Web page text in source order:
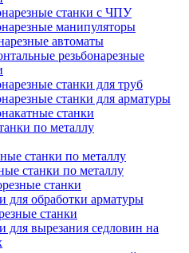
станки с ЧПУ
манипуляторы
автоматы
резьбонарезные
станки для труб
станки для арматуры
станки
по металлу
станки по металлу
станки по металлу
станки
для обработки арматуры
станки
для вырезания седловин на